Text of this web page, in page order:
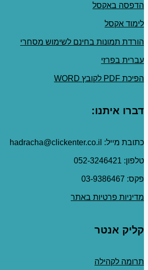
הדפסה באקסל
לימוד אקסל
הורדת תמונות בחינם לשימוש מסחרי
עברית בפרזי
הפיכת PDF לקובץ WORD
דברו איתנו:
כתובת מייל: hadracha@clickenter.co.il
טלפון: 052-3246421
פקס: 03-9386467
מדיניות פרטיות באתר
קליק אנטר
תרומה לקהילה